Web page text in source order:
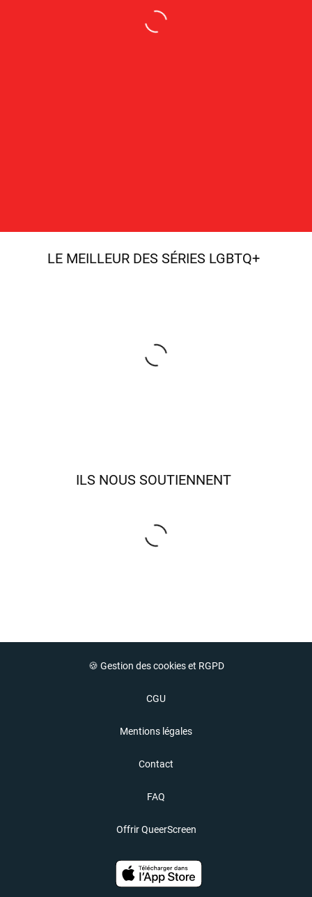
LE MEILLEUR DES SÉRIES LGBTQ+
ILS NOUS SOUTIENNENT
🍪 Gestion des cookies et RGPD
CGU
Mentions légales
Contact
FAQ
Offrir QueerScreen